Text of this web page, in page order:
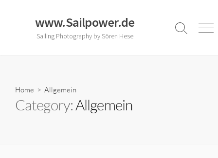
www.Sailpower.de
Sailing Photography by Sören Hese
Search
Home > Allgemein
Category:Allgemein